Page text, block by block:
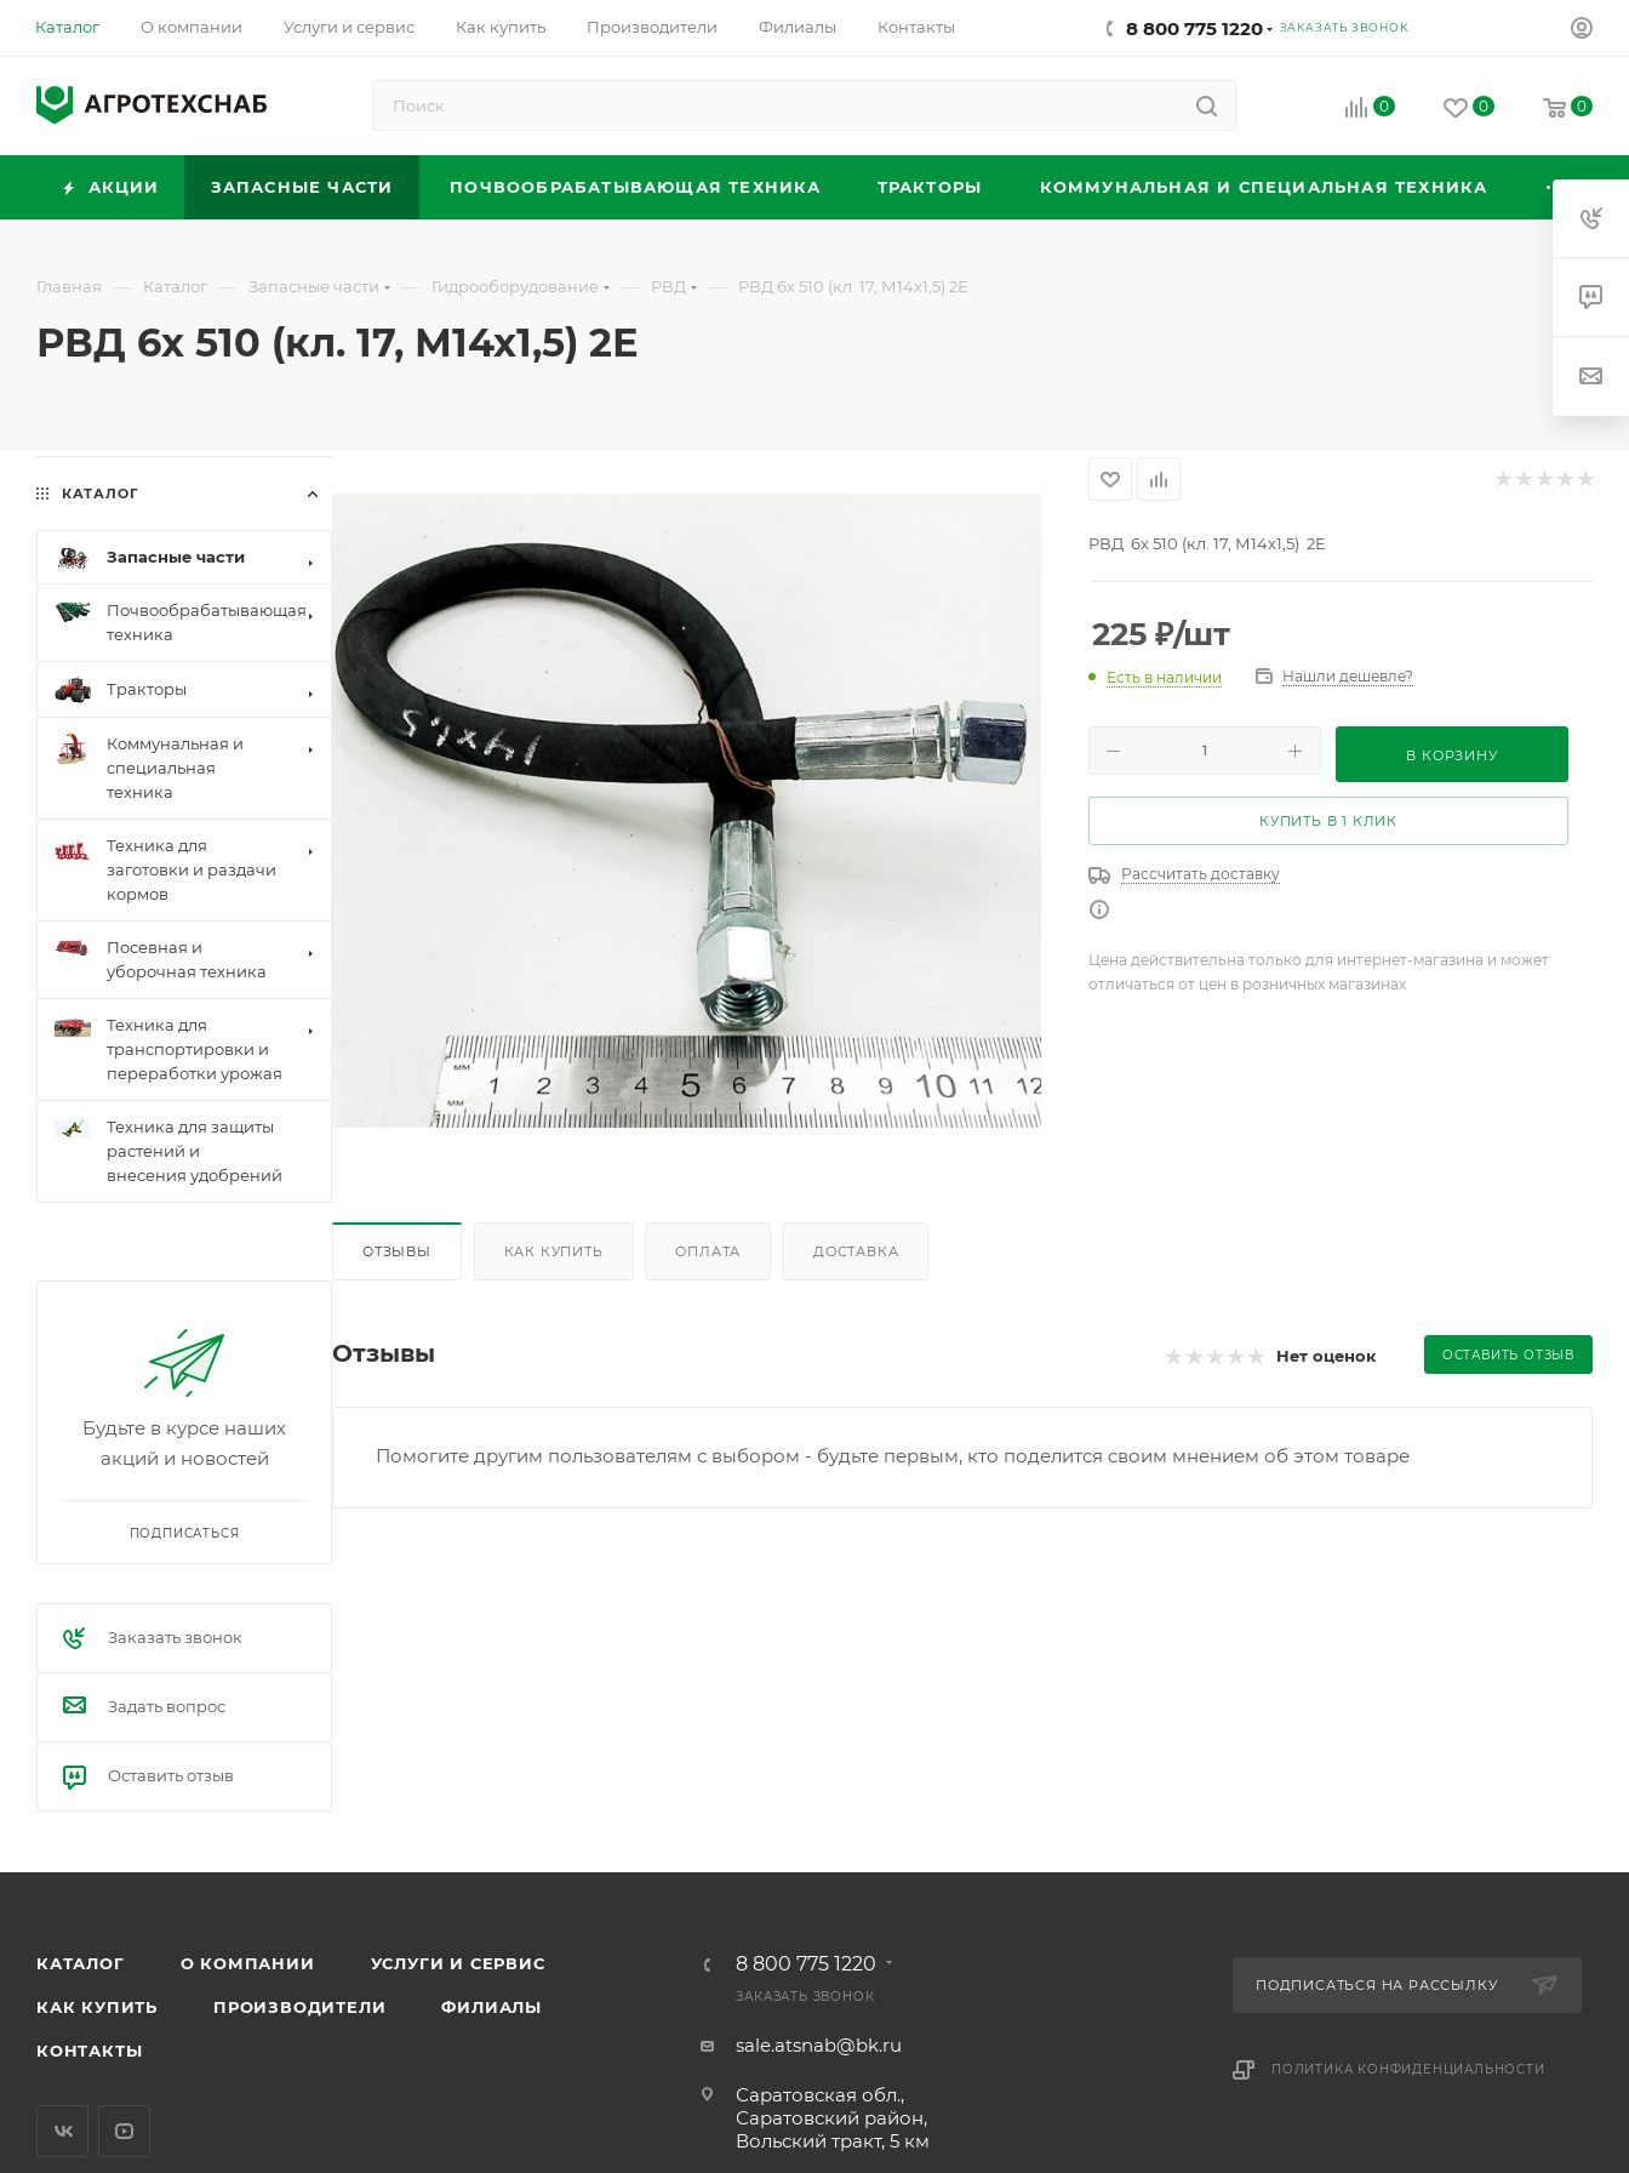
Каталог О компании Услуги и сервис Как купить Производители Филиалы Контакты 8 800 775 1220 ЗАКАЗАТЬ ЗВОНОК
0 0 0
АКЦИИ ЗАПАСНЫЕ ЧАСТИ ПОЧВООБРАБАТЫВАЮЩАЯ ТЕХНИКА ТРАКТОРЫ КОММУНАЛЬНАЯ И СПЕЦИАЛЬНАЯ ТЕХНИКА
Главная — Каталог — Запасные части — Гидрооборудование — РВД — РВД 6х 510 (кл. 17, М14х1,5) 2Е
РВД 6х 510 (кл. 17, М14х1,5) 2Е
РВД 6х 510 (кл. 17, М14х1,5) 2Е
225 ₽/шт
Есть в наличии Нашли дешевле?
В КОРЗИНУ
КУПИТЬ В 1 КЛИК
Рассчитать доставку
Цена действительна только для интернет-магазина и может
отличаться от цен в розничных магазинах
ОТЗЫВЫ КАК КУПИТЬ ОПЛАТА ДОСТАВКА
Отзывы Нет оценок ОСТАВИТЬ ОТЗЫВ
Помогите другим пользователям с выбором - будьте первым, кто поделится своим мнением об этом товаре
КАТАЛОГ
Запасные части
Почвообрабатывающая
техника
Тракторы
Коммунальная и
специальная
техника
Техника для
заготовки и раздачи
кормов
Посевная и
уборочная техника
Техника для
транспортировки и
переработки урожая
Техника для защиты
растений и
внесения удобрений
Будьте в курсе наших
акций и новостей
ПОДПИСАТЬСЯ
Заказать звонок
Задать вопрос
Оставить отзыв
КАТАЛОГ О КОМПАНИИ УСЛУГИ И СЕРВИС
КАК КУПИТЬ ПРОИЗВОДИТЕЛИ ФИЛИАЛЫ
КОНТАКТЫ
8 800 775 1220
ЗАКАЗАТЬ ЗВОНОК
sale.atsnab@bk.ru
Саратовская обл.,
Саратовский район,
Вольский тракт, 5 км
ПОДПИСАТЬСЯ НА РАССЫЛКУ
ПОЛИТИКА КОНФИДЕНЦИАЛЬНОСТИ